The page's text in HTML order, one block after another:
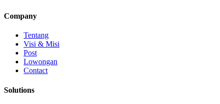
Company
Tentang
Visi & Misi
Post
Lowongan
Contact
Solutions